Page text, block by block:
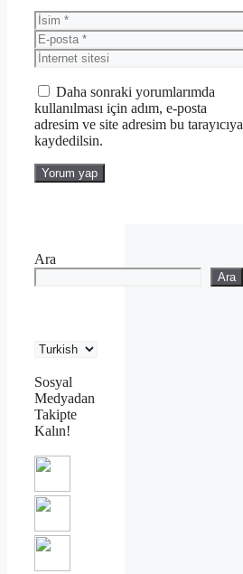
İsim
E-
posta
İnternet
sitesi
Daha sonraki yorumlarımda
kullanılması için adım, e-posta
adresim ve site adresim bu tarayıcıya
kaydedilsin.
Ara
Ara
Sosyal
Medyadan
Takipte
Kalın!